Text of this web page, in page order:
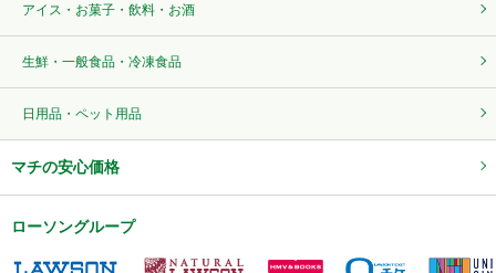
アイス・お菓子・飲料・お酒
生鮮・一般食品・冷凍食品
日用品・ペット用品
マチの安心価格
ローソングループ